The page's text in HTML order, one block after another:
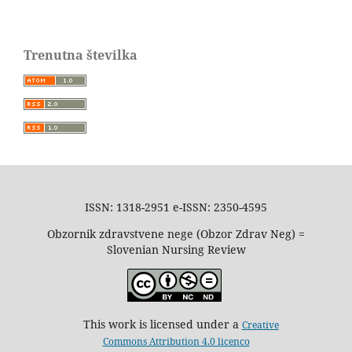
Trenutna številka
ISSN: 1318-2951 e-ISSN: 2350-4595
Obzornik zdravstvene nege (Obzor Zdrav Neg) =
Slovenian Nursing Review
This work is licensed under a Creative
Commons Attribution 4.0 licenco